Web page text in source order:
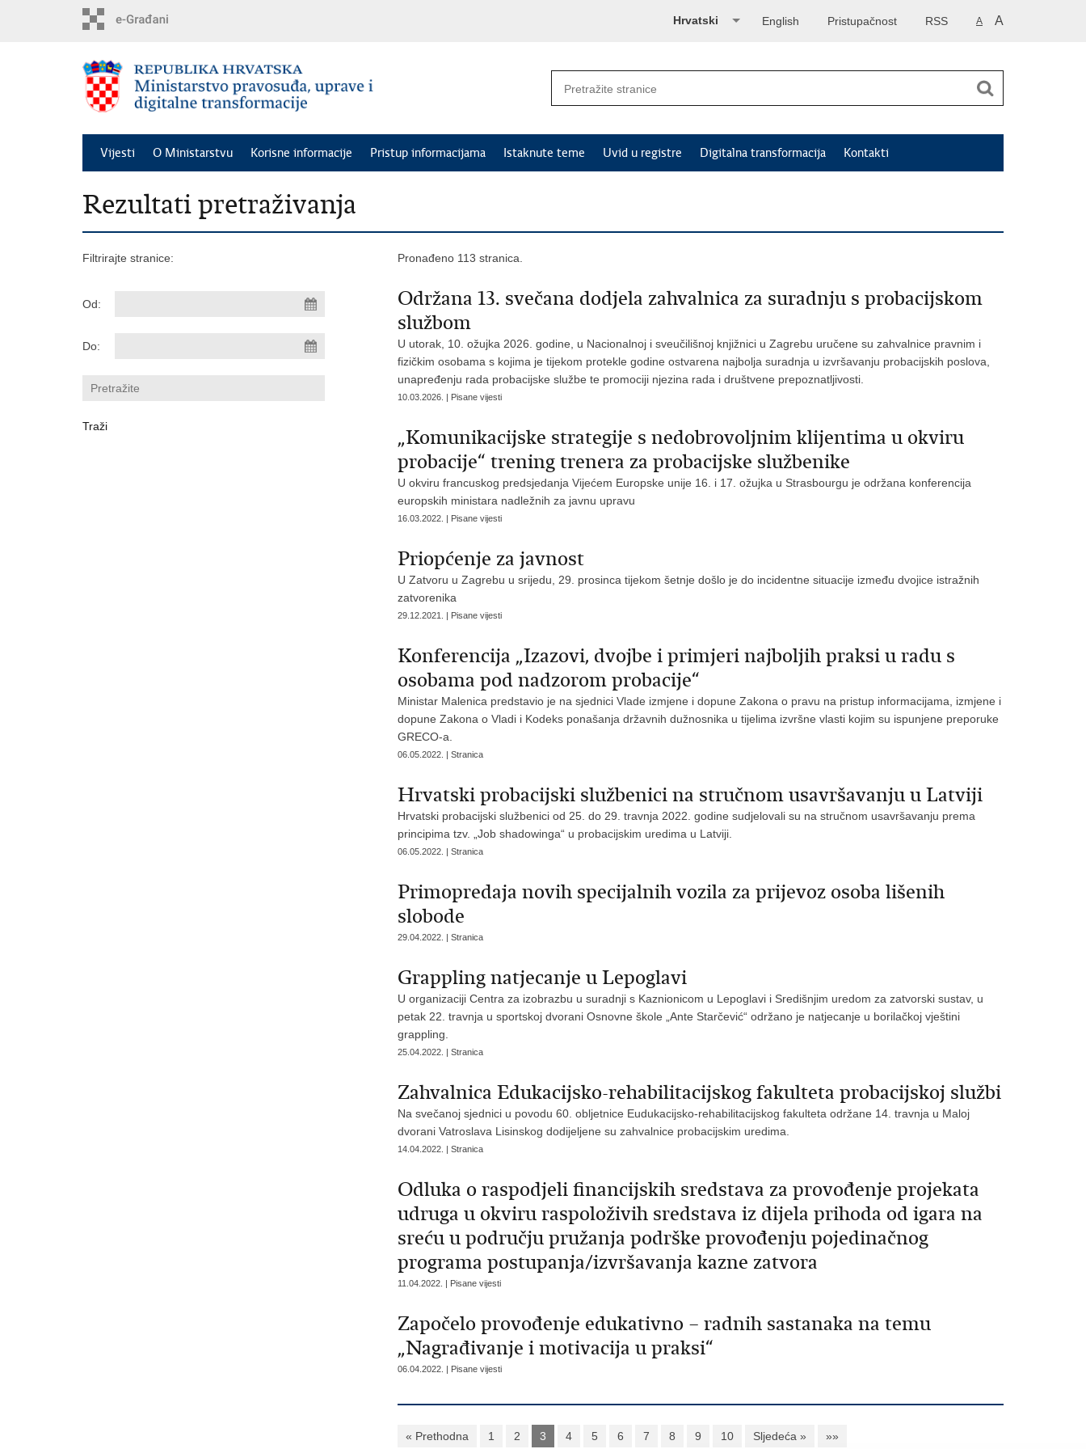
A A
RSS
Pristupačnost
English
Hrvatski
Vijesti O Ministarstvu Korisne informacije Pristup informacijama Istaknute teme Uvid u registre Digitalna transformacija Kontakti
Rezultati pretraživanja
Filtrirajte stranice:
Od:
Do:
Pronađeno 113 stranica.
Održana 13. svečana dodjela zahvalnica za suradnju s probacijskom
službom
U utorak, 10. ožujka 2026. godine, u Nacionalnoj i sveučilišnoj knjižnici u Zagrebu uručene su zahvalnice pravnim i
fizičkim osobama s kojima je tijekom protekle godine ostvarena najbolja suradnja u izvršavanju probacijskih poslova,
unapređenju rada probacijske službe te promociji njezina rada i društvene prepoznatljivosti.
10.03.2026. | Pisane vijesti
„Komunikacijske strategije s nedobrovoljnim klijentima u okviru
probacije“ trening trenera za probacijske službenike
U okviru francuskog predsjedanja Vijećem Europske unije 16. i 17. ožujka u Strasbourgu je održana konferencija
europskih ministara nadležnih za javnu upravu
16.03.2022. | Pisane vijesti
Priopćenje za javnost
U Zatvoru u Zagrebu u srijedu, 29. prosinca tijekom šetnje došlo je do incidentne situacije između dvojice istražnih
zatvorenika
29.12.2021. | Pisane vijesti
Konferencija „Izazovi, dvojbe i primjeri najboljih praksi u radu s
osobama pod nadzorom probacije“
Ministar Malenica predstavio je na sjednici Vlade izmjene i dopune Zakona o pravu na pristup informacijama, izmjene i
dopune Zakona o Vladi i Kodeks ponašanja državnih dužnosnika u tijelima izvršne vlasti kojim su ispunjene preporuke
GRECO-a.
06.05.2022. | Stranica
Hrvatski probacijski službenici na stručnom usavršavanju u Latviji
Hrvatski probacijski službenici od 25. do 29. travnja 2022. godine sudjelovali su na stručnom usavršavanju prema
principima tzv. „Job shadowinga“ u probacijskim uredima u Latviji.
06.05.2022. | Stranica
Primopredaja novih specijalnih vozila za prijevoz osoba lišenih
slobode
29.04.2022. | Stranica
Grappling natjecanje u Lepoglavi
U organizaciji Centra za izobrazbu u suradnji s Kaznionicom u Lepoglavi i Središnjim uredom za zatvorski sustav, u
petak 22. travnja u sportskoj dvorani Osnovne škole „Ante Starčević“ održano je natjecanje u borilačkoj vještini
grappling.
25.04.2022. | Stranica
Zahvalnica Edukacijsko-rehabilitacijskog fakulteta probacijskoj službi
Na svečanoj sjednici u povodu 60. obljetnice Eudukacijsko-rehabilitacijskog fakulteta održane 14. travnja u Maloj
dvorani Vatroslava Lisinskog dodijeljene su zahvalnice probacijskim uredima.
14.04.2022. | Stranica
Odluka o raspodjeli financijskih sredstava za provođenje projekata
udruga u okviru raspoloživih sredstava iz dijela prihoda od igara na
sreću u području pružanja podrške provođenju pojedinačnog
programa postupanja/izvršavanja kazne zatvora
11.04.2022. | Pisane vijesti
Započelo provođenje edukativno – radnih sastanaka na temu
„Nagrađivanje i motivacija u praksi“
06.04.2022. | Pisane vijesti
« Prethodna 1 2 3 4 5 6 7 8 9 10 Sljedeća » »»